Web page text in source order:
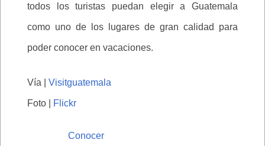
todos los turistas puedan elegir a Guatemala
como uno de los lugares de gran calidad para
poder conocer en vacaciones.
Vía | Visitguatemala
Foto | Flickr
Conocer